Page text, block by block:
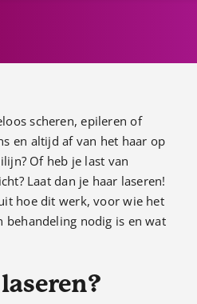
scheren, epileren of
en altijd af van het haar op
Of heb je last van
Laat dan je haar laseren!
hoe dit werk, voor wie het
behandeling nodig is en wat